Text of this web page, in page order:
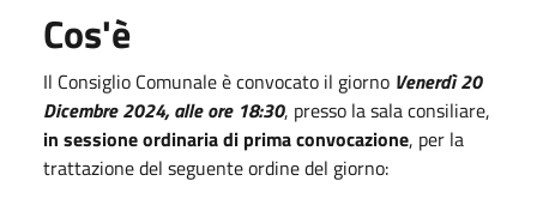
Cos'è
Il Consiglio Comunale è convocato il giorno Venerdì 20
Dicembre 2024, alle ore 18:30, presso la sala consiliare,
in sessione ordinaria di prima convocazione, per la
trattazione del seguente ordine del giorno: